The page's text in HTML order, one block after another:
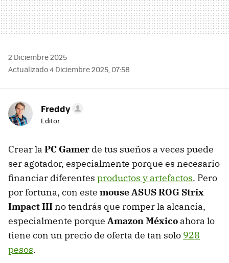
2 Diciembre 2025
Actualizado 4 Diciembre 2025, 07:58
Freddy
Editor
Crear la PC Gamer de tus sueños a veces puede
ser agotador, especialmente porque es necesario
financiar diferentes productos y artefactos. Pero
por fortuna, con este mouse ASUS ROG Strix
Impact III no tendrás que romper la alcancía,
especialmente porque Amazon México ahora lo
tiene con un precio de oferta de tan solo 928
pesos.